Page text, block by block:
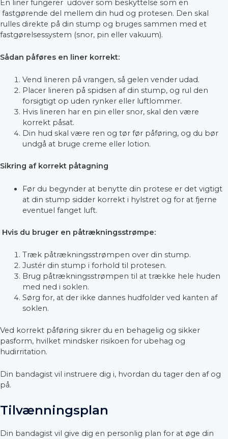
En liner fungerer udover som beskyttelse som en
fastgørende del mellem din hud og protesen. Den skal
rulles direkte på din stump og bruges sammen med et
fastgørelsessystem (snor, pin eller vakuum).
Sådan påføres en liner korrekt:
Vend lineren på vrangen, så gelen vender udad.
Placer lineren på spidsen af din stump, og rul den
forsigtigt op uden rynker eller luftlommer.
Hvis lineren har en pin eller snor, skal den være
korrekt påsat.
Din hud skal være ren og tør før påføring, og du bør
undgå at bruge creme eller lotion.
Sikring af korrekt påtagning
Før du begynder at benytte din protese er det vigtigt
at din stump sidder korrekt i hylstret og for at fjerne
eventuel fanget luft.
Hvis du bruger en påtrækningsstrømpe:
Træk påtrækningsstrømpen over din stump.
Justér din stump i forhold til protesen.
Brug påtrækningsstrømpen til at trække hele huden
med ned i soklen.
Sørg for, at der ikke dannes hudfolder ved kanten af
soklen.
Ved korrekt påføring sikrer du en behagelig og sikker
pasform, hvilket mindsker risikoen for ubehag og
hudirritation.
Din bandagist vil instruere dig i, hvordan du tager den af og
på.
Tilvænningsplan
Din bandagist vil give dig en personlig plan for at øge din